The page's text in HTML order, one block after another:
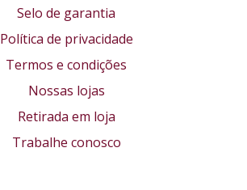
Selo de garantia
Política de privacidade
Termos e condições
Nossas lojas
Retirada em loja
Trabalhe conosco